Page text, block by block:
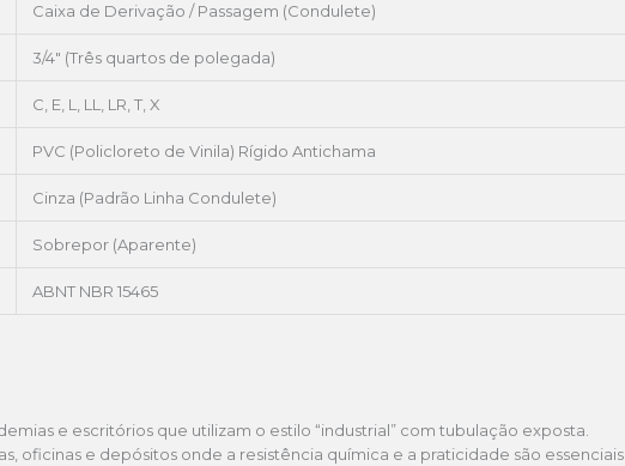
Caixa de Derivação / Passagem (Condulete)
3/4″ (Três quartos de polegada)
C, E, L, LL, LR, T, X
PVC (Policloreto de Vinila) Rígido Antichama
Cinza (Padrão Linha Condulete)
Sobrepor (Aparente)
ABNT NBR 15465
e escritórios que utilizam o estilo “industrial” com tubulação exposta.
oficinas e depósitos onde a resistência química e a praticidade são essenciais.